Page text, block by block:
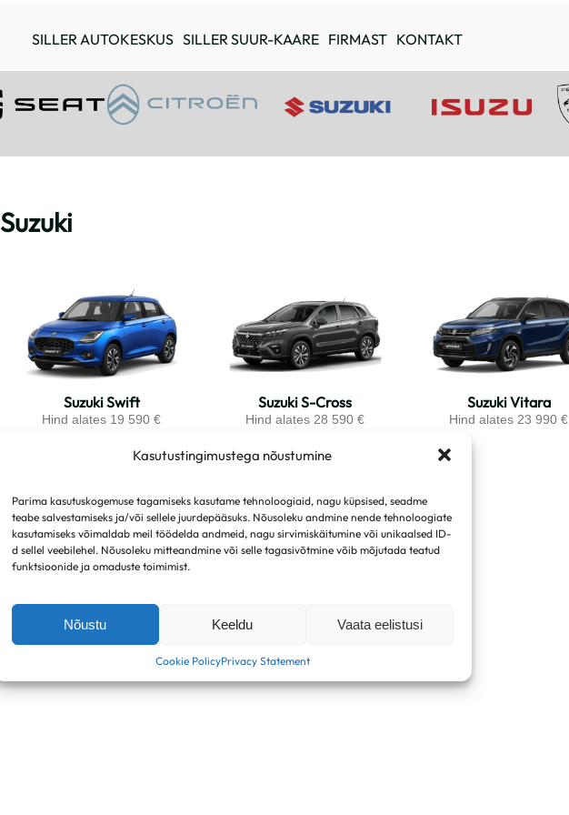
Kasutustingimustega nõustumine
Parima kasutuskogemuse tagamiseks kasutame tehnoloogiaid, nagu küpsised, seadme
teabe salvestamiseks ja/või sellele juurdepääsuks. Nõusoleku andmine nende tehnoloogiate
kasutamiseks võimaldab meil töödelda andmeid, nagu sirvimiskäitumine või unikaalsed ID-
d sellel veebilehel. Nõusoleku mitteandmine või selle tagasivõtmine võib mõjutada teatud
funktsioonide ja omaduste toimimist.
Nõustu Keeldu Vaata eelistusi
Cookie PolicyPrivacy Statement
SILLER AUTOKESKUS SILLER SUUR-KAARE FIRMAST KONTAKT
Suzuki
Suzuki Swift
Hind alates 19 590 €
Suzuki S-Cross
Hind alates 28 590 €
Suzuki Vitara
Hind alates 23 990 €